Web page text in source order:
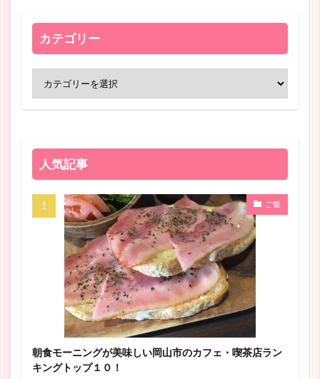
カテゴリー
人気記事
ご飯
朝食モーニングが美味しい岡山市のカフェ・喫茶店ラン
キングトップ１０！